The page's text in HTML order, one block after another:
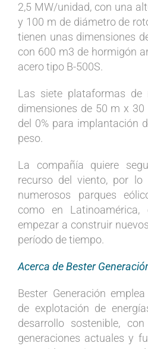
2,5 MW/unidad, con una
y 100 m de diámetro de
tienen unas dimensiones
con 600 m3 de hormigón
acero tipo B-500S.
Las siete plataformas de
dimensiones de 50 m x
del 0% para implantación
peso.
La compañía quiere
recurso del viento, por lo
numerosos parques
como en
empezar a construir
período de tiempo.
Acerca de Bester
Bester Generación
de explotación de
desarrollo sostenible,
generaciones actuales y